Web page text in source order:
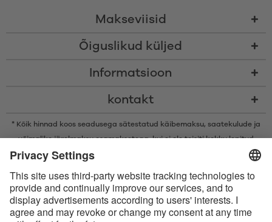
Makseviisid
Õiguslikud küljed
Informatsioon
kontakt
* Kõik hinnad koos seadusega sätestatud käibemaksu, saatekulude ja
võimalike järelmaksu osamaksetega, kui ei ole teisiti kokku lepitud
* Bluetooth®-i sõnamärk ja logod on ettevõtte Bluetooth SIG, Inc.
litsentsi alusel.
Apple, Apple‘i logo ja Apple Watch on ettevõtte Apple Inc. kaubamärgid.
Google Play ja Google Play logo on Google LLC kaubamärgid.